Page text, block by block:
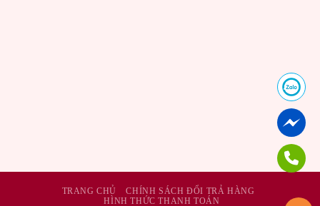
TRANG CHỦ
CHÍNH SÁCH ĐỔI TRẢ HÀNG
HÌNH THỨC THANH TOÁN